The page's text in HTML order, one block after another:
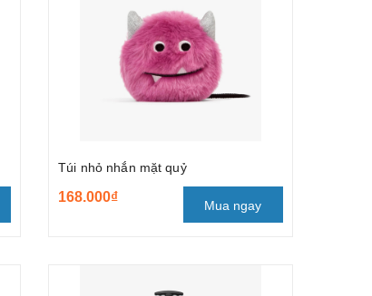
Túi nhỏ nhắn mặt quỷ
168.000₫
Mua ngay